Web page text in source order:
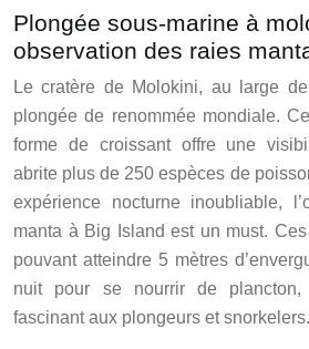
Plongée sous-marine à
observation des raies
Le cratère de Molokini, au large
plongée de renommée mondiale.
forme de croissant offre une
abrite plus de 250 espèces de
expérience nocturne inoubliable,
manta à Big Island est un must.
pouvant atteindre 5 mètres
nuit pour se nourrir de plancton,
fascinant aux plongeurs et snorkelers.